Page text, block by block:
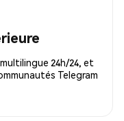
24h/24, et
Telegram